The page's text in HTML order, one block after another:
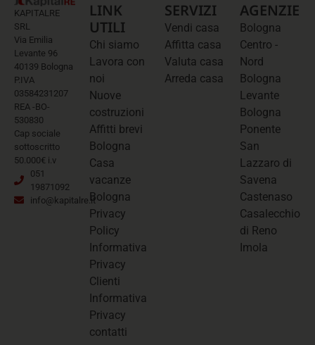
KAPITALRE
SRL
Via Emilia
Levante 96
40139 Bologna
P.IVA
03584231207
REA -BO-
530830
Cap sociale
sottoscritto
50.000€ i.v
051
19871092
info@kapitalre.it
LINK
UTILI
Chi siamo
Lavora con
noi
Nuove
costruzioni
Affitti brevi
Bologna
Casa
vacanze
Bologna
Privacy
Policy
Informativa
Privacy
Clienti
Informativa
Privacy
contatti
SERVIZI
Vendi casa
Affitta casa
Valuta casa
Arreda casa
AGENZIE
Bologna
Centro -
Nord
Bologna
Levante
Bologna
Ponente
San
Lazzaro di
Savena
Castenaso
Casalecchio
di Reno
Imola